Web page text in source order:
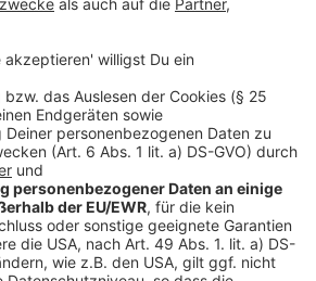
Akzeptieren
byUsercentrics Consent
Platform
"Lightning" - bei uns im
auf ihrem Debütalbum "Therapy"
Album: "Therapy"